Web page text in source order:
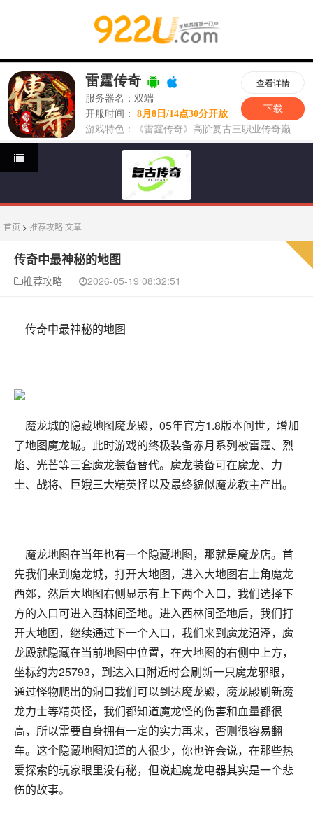
首页 > 推荐攻略文章
传奇中最神秘的地图
推荐攻略 2026-05-19 08:32:51
传奇中最神秘的地图
魔龙城的隐藏地图魔龙殿，05年官方1.8版本问世，增加
了地图魔龙城。此时游戏的终极装备赤月系列被雷霆、烈
焰、光芒等三套魔龙装备替代。魔龙装备可在魔龙、力
士、战将、巨娥三大精英怪以及最终貌似魔龙教主产出。
魔龙地图在当年也有一个隐藏地图，那就是魔龙店。首
先我们来到魔龙城，打开大地图，进入大地图右上角魔龙
西郊，然后大地图右侧显示有上下两个入口，我们选择下
方的入口可进入西林间圣地。进入西林间圣地后，我们打
开大地图，继续通过下一个入口，我们来到魔龙沼泽，魔
龙殿就隐藏在当前地图中位置，在大地图的右侧中上方，
坐标约为25793，到达入口附近时会刷新一只魔龙邪眼，
通过怪物爬出的洞口我们可以到达魔龙殿，魔龙殿刷新魔
龙力士等精英怪，我们都知道魔龙怪的伤害和血量都很
高，所以需要自身拥有一定的实力再来，否则很容易翻
车。这个隐藏地图知道的人很少，你也许会说，在那些热
爱探索的玩家眼里没有秘，但说起魔龙电器其实是一个悲
伤的故事。